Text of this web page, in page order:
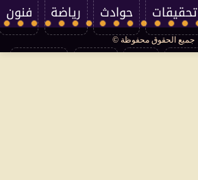
تحقيقات حوادث رياضة فنون
جميع الحقوق محفوظة ©